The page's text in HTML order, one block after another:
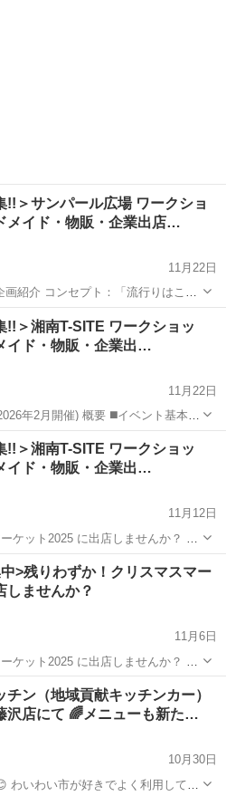
!!＞サンパール広場 ワークショ
メイド・物販・企業出店…
11月22日
行りはここ
信」 MMF（Monthly Music
ュージック...
域/お祭り
!!＞湘南T-SITE ワークショッ
イド・物販・企業出…
11月22日
催) 概要 ◼️イベント基本情
湘南T-SITE コンセプト: 家族の時間
日程: ...
域/お祭り 会場
!!＞湘南T-SITE ワークショッ
イド・物販・企業出…
11月12日
ット2025 に出店しませんか？ 過
ケット 今年は「大型アップグレー
地域/お祭り
>残りわずか！クリスマスマー
しませんか？
11月6日
ット2025 に出店しませんか？ 過
ケット 今年は「大型アップグレー
地域/お祭り
チン（地域貢献キッチンカー）
沢店にて 🌈メニューも新た…
10月30日